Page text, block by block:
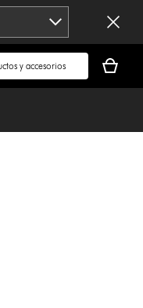
cesta
está